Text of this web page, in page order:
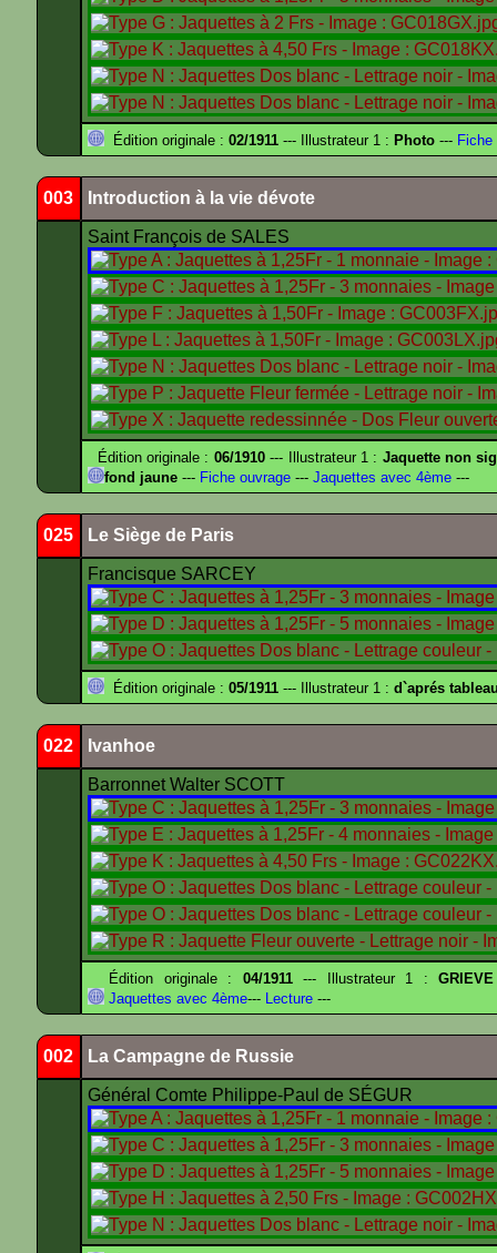
Édition originale : 02/1911 --- Illustrateur 1 : Photo --- Fiche
003 Introduction à la vie dévote
Saint François de SALES
Édition originale : 06/1910--- Illustrateur 1 : Jaquette non
fond jaune --- Fiche ouvrage --- Jaquettes avec 4ème ---
025 Le Siège de Paris
Francisque SARCEY
Édition originale : 05/1911 --- Illustrateur 1 : d`aprés
022 Ivanhoe
Barronnet Walter SCOTT
Édition originale : 04/1911--- Illustrateur 1 :
Jaquettes avec 4ème--- Lecture ---
002 La Campagne de Russie
Général Comte Philippe-Paul de SÉGUR